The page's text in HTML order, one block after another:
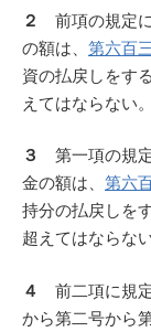
２
前項の規定
の額は、 第六百
資の払戻しをす
えてはならない。
３
第一項の規
金の額は、 第六
持分の払戻しを
超えてはならない
４
前二項に規
から第二号から